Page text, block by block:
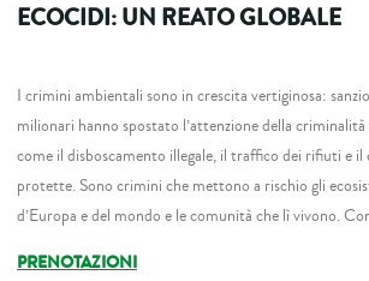
ECOCIDI: UN REATO GLOBALE
I crimini ambientali sono in crescita vertiginosa:
milionari hanno spostato l’attenzione della criminalità
come il disboscamento illegale, il traffico dei rifiuti e il
protette. Sono crimini che mettono a rischio gli
d’Europa e del mondo e le comunità che lì vivono.
PRENOTAZIONI